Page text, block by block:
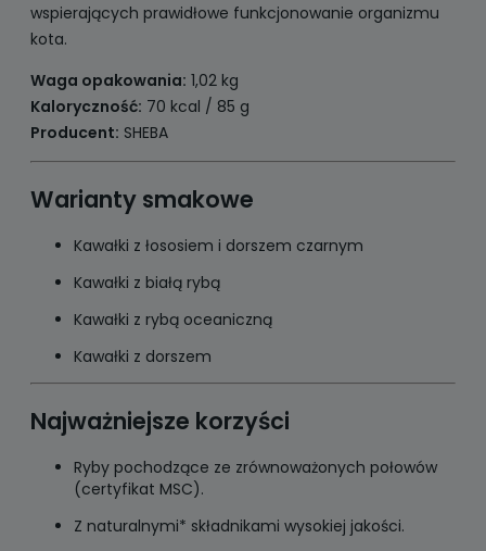
wspierających prawidłowe funkcjonowanie organizmu
kota.
Waga opakowania: 1,02 kg
Kaloryczność: 70 kcal / 85 g
Producent: SHEBA
Warianty smakowe
Kawałki z łososiem i dorszem czarnym
Kawałki z białą rybą
Kawałki z rybą oceaniczną
Kawałki z dorszem
Najważniejsze korzyści
Ryby pochodzące ze zrównoważonych połowów
(certyfikat MSC).
Z naturalnymi* składnikami wysokiej jakości.